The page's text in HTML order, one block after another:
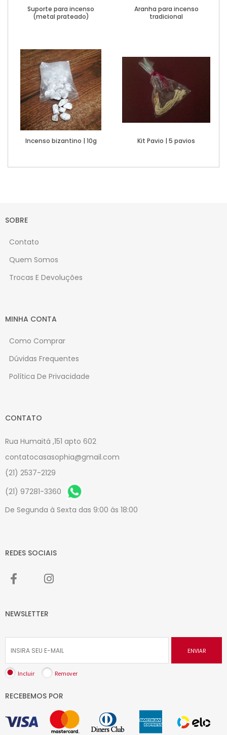
Suporte para incenso
(metal prateado)
Aranha para incenso
tradicional
Incenso bizantino | 10g
Ver Mais
Kit Pavio | 5 pavios
Esgotado
SOBRE
Contato
Quem Somos
Trocas E Devoluções
MINHA CONTA
Como Comprar
Dúvidas Frequentes
Política De Privacidade
CONTATO
Rua Humaitá ,151 apto 602
contatocasasophia@gmail.com
(21) 2537-2129
(21) 97281-3360
De Segunda à Sexta das 9:00 às 18:00
REDES SOCIAIS
NEWSLETTER
ENVIAR
Incluir Remover
RECEBEMOS POR